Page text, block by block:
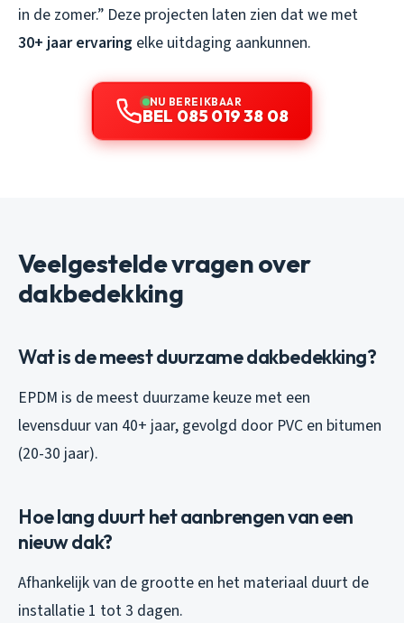
in de zomer.” Deze projecten laten zien dat we met
30+ jaar ervaring elke uitdaging aankunnen.
NU BEREIKBAAR
BEL 085 019 38 08
Veelgestelde vragen over
dakbedekking
Wat is de meest duurzame dakbedekking?
EPDM is de meest duurzame keuze met een
levensduur van 40+ jaar, gevolgd door PVC en bitumen
(20-30 jaar).
Hoe lang duurt het aanbrengen van een
nieuw dak?
Afhankelijk van de grootte en het materiaal duurt de
installatie 1 tot 3 dagen.